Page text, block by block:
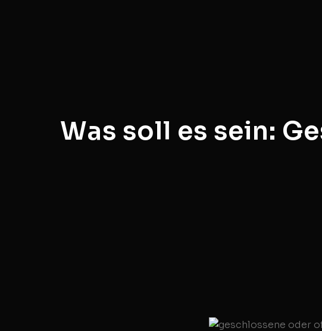
Was soll es sein: